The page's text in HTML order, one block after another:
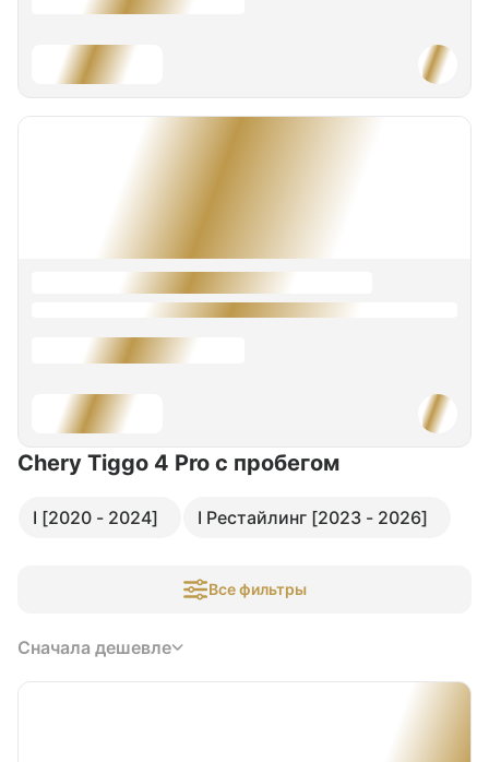
Chery Tiggo 4 Pro с пробегом
I [2020 - 2024] I Рестайлинг [2023 - 2026]
Все фильтры
Сначала дешевле